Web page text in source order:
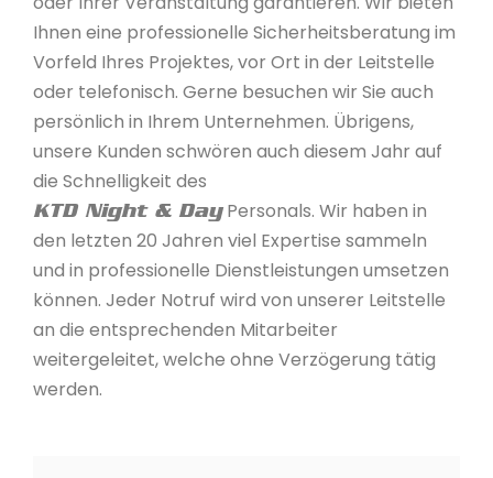
Ihnen eine professionelle Sicherheitsberatung im
Vorfeld Ihres Projektes, vor Ort in der Leitstelle
oder telefonisch. Gerne besuchen wir Sie auch
persönlich in Ihrem Unternehmen. Übrigens,
unsere Kunden schwören auch diesem Jahr auf
die Schnelligkeit des
KTD Night & DayPersonals. Wir haben in
den letzten 20 Jahren viel Expertise sammeln
und in professionelle Dienstleistungen umsetzen
können. Jeder Notruf wird von unserer Leitstelle
an die entsprechenden Mitarbeiter
weitergeleitet, welche ohne Verzögerung tätig
werden.